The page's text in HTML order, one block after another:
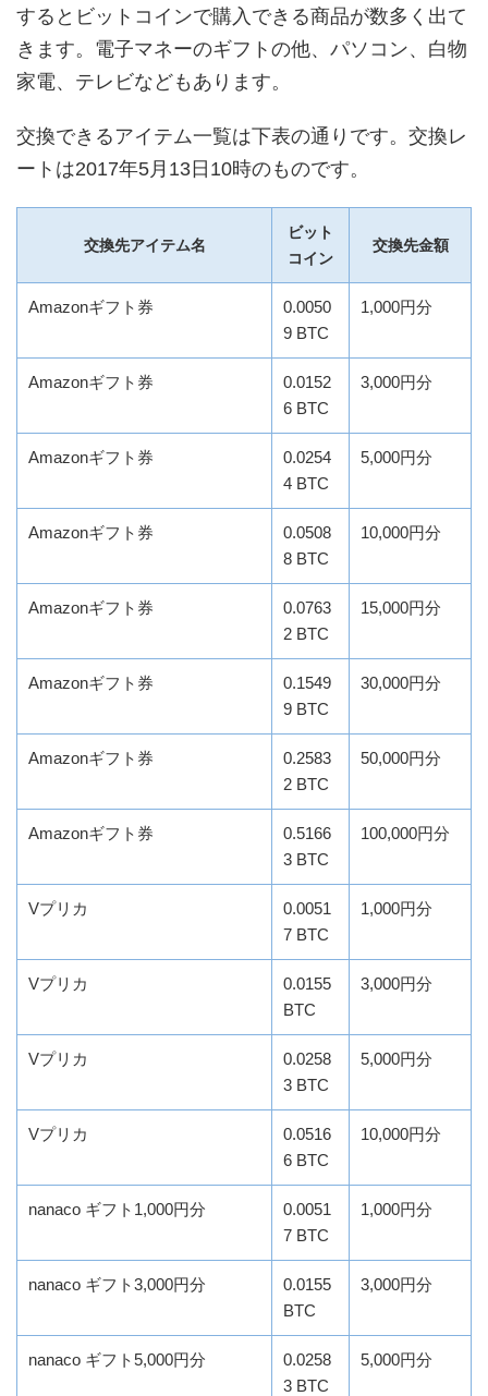
するとビットコインで購入できる商品が数多く出て
きます。電子マネーのギフトの他、パソコン、白物
家電、テレビなどもあります。
交換できるアイテム一覧は下表の通りです。交換レ
ートは2017年5月13日10時のものです。
交換先アイテム名
ビット
コイン
交換先金額
Amazonギフト券
0.0050
9 BTC
1,000円分
Amazonギフト券
0.0152
6 BTC
3,000円分
Amazonギフト券
0.0254
4 BTC
5,000円分
Amazonギフト券
0.0508
8 BTC
10,000円分
Amazonギフト券
0.0763
2 BTC
15,000円分
Amazonギフト券
0.1549
9 BTC
30,000円分
Amazonギフト券
0.2583
2 BTC
50,000円分
Amazonギフト券
0.5166
3 BTC
100,000円分
Vプリカ
0.0051
7 BTC
1,000円分
Vプリカ
0.0155
BTC
3,000円分
Vプリカ
0.0258
3 BTC
5,000円分
Vプリカ
0.0516
6 BTC
10,000円分
nanaco ギフト1,000円分
0.0051
7 BTC
1,000円分
nanaco ギフト3,000円分
0.0155
BTC
3,000円分
nanaco ギフト5,000円分
0.0258
3 BTC
5,000円分